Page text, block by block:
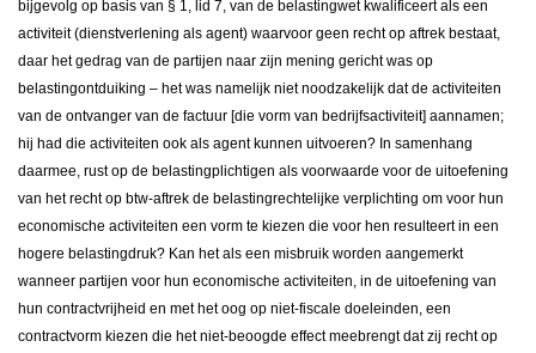
bijgevolg op basis van § 1, lid 7, van de belastingwet kwalificeert als een
activiteit (dienstverlening als agent) waarvoor geen recht op aftrek bestaat,
daar het gedrag van de partijen naar zijn mening gericht was op
belastingontduiking – het was namelijk niet noodzakelijk dat de activiteiten
van de ontvanger van de factuur [die vorm van bedrijfsactiviteit] aannamen;
hij had die activiteiten ook als agent kunnen uitvoeren? In samenhang
daarmee, rust op de belastingplichtigen als voorwaarde voor de uitoefening
van het recht op btw-aftrek de belastingrechtelijke verplichting om voor hun
economische activiteiten een vorm te kiezen die voor hen resulteert in een
hogere belastingdruk? Kan het als een misbruik worden aangemerkt
wanneer partijen voor hun economische activiteiten, in de uitoefening van
hun contractvrijheid en met het oog op niet-fiscale doeleinden, een
contractvorm kiezen die het niet-beoogde effect meebrengt dat zij recht op